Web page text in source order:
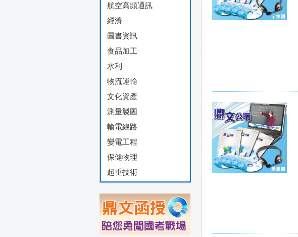
航空高頻通訊
經濟
圖書資訊
食品加工
水利
物流運輸
文化資產
測量製圖
輸電線路
變電工程
保健物理
起重技術